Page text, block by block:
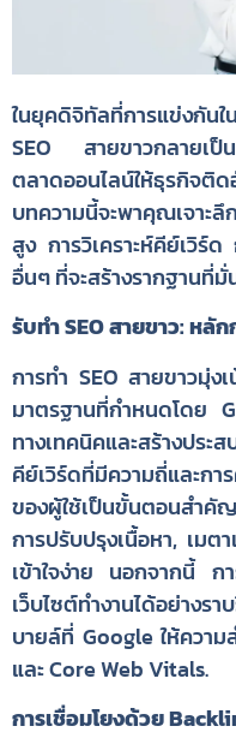
ในยุคดิจิทัลที่การแข่งกั
SEO สายขาวกลายเป็
ตลาดออนไลน์ให้ธุรกิจ
บทความนี้จะพาคุณเจา
สูง การวิเคราะห์คีย์เวิร์ด
อื่นๆ ที่จะสร้างรากฐานที่
รับทำ SEO สายขาว: ห
การทำ SEO สายขาวมุ่ง
มาตรฐานที่กำหนดโดย
ทางเทคนิคและสร้างประ
คีย์เวิร์ดที่มีความถี่และก
ของผู้ใช้เป็นขั้นตอนสำคั
การปรับปรุงเนื้อหา, เมต
เข้าใจง่าย นอกจากนี้ ก
เว็บไซต์ทำงานได้อย่างร
บายล์ที่ Google ให้คว
และ Core Web Vitals.
การเชื่อมโยงด้วย